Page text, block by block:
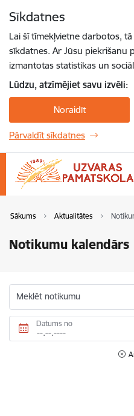
Sīkdatnes
Lai šī tīmekļvietne darbotos,
sīkdatnes. Ar Jūsu piekrišanu
izmantotas statistikas un
Lūdzu, atzīmējiet savu izvēli:
Noraidīt
Pārvaldīt sīkdatnes
Sākums Aktualitātes
Notikumu kalendārs
Meklēt notikumu
Datums no